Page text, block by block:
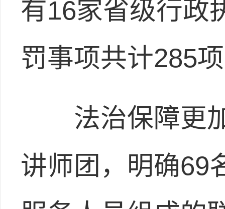
有16家省级行政
罚事项共计285
法治保障更加
讲师团，明确69